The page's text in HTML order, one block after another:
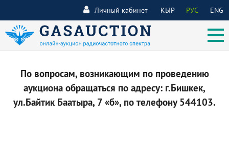
КЫР РУС ENG
Личный кабинет
По вопросам, возникающим по проведению
аукциона обращаться по адресу: г.Бишкек,
ул.Байтик Баатыра, 7 «б», по телефону 544103.